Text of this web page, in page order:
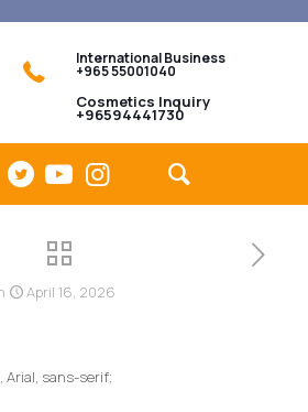
International Business
+965 55001040
Cosmetics Inquiry
+96594441730
April 16, 2026
Arial, sans-serif;